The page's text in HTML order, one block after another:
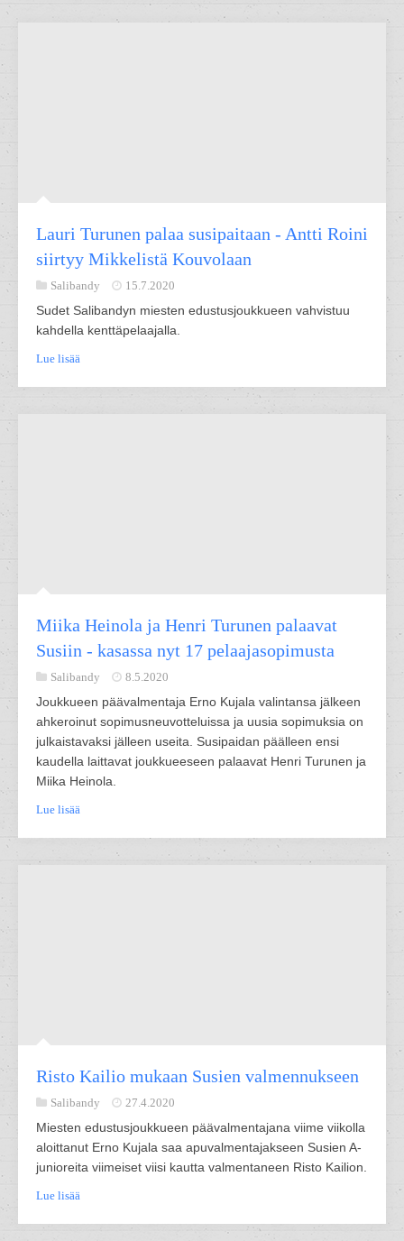
Lauri Turunen palaa susipaitaan - Antti Roini
siirtyy Mikkelistä Kouvolaan
Salibandy 15.7.2020
Sudet Salibandyn miesten edustusjoukkueen vahvistuu
kahdella kenttäpelaajalla.
Lue lisää
Miika Heinola ja Henri Turunen palaavat
Susiin - kasassa nyt 17 pelaajasopimusta
Salibandy 8.5.2020
Joukkueen päävalmentaja Erno Kujala valintansa jälkeen
ahkeroinut sopimusneuvotteluissa ja uusia sopimuksia on
julkaistavaksi jälleen useita. Susipaidan päälleen ensi
kaudella laittavat joukkueeseen palaavat Henri Turunen ja
Miika Heinola.
Lue lisää
Risto Kailio mukaan Susien valmennukseen
Salibandy 27.4.2020
Miesten edustusjoukkueen päävalmentajana viime viikolla
aloittanut Erno Kujala saa apuvalmentajakseen Susien A-
junioreita viimeiset viisi kautta valmentaneen Risto Kailion.
Lue lisää